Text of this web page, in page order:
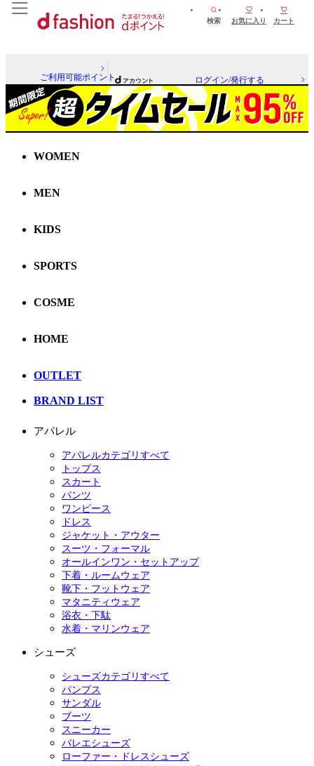
検索 お気に入り カート
ご利用可能ポイント ログイン/発行する
WOMEN
MEN
KIDS
SPORTS
COSME
HOME
OUTLET
BRAND LIST
アパレル
アパレルカテゴリすべて
トップス
スカート
パンツ
ワンピース
ドレス
ジャケット・アウター
スーツ・フォーマル
オールインワン・セットアップ
下着・ルームウェア
靴下・フットウェア
マタニティウェア
浴衣・下駄
水着・マリンウェア
シューズ
シューズカテゴリすべて
パンプス
サンダル
ブーツ
スニーカー
バレエシューズ
ローファー・ドレスシューズ